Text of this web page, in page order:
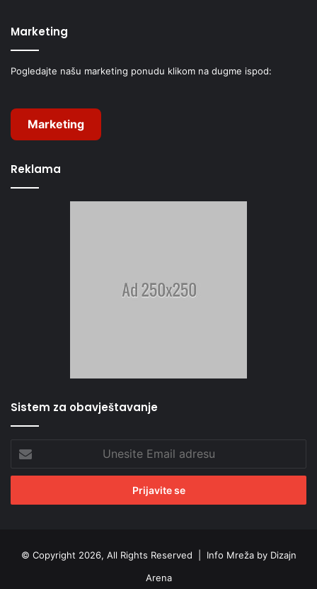
Marketing
Pogledajte našu marketing ponudu klikom na dugme ispod:
Marketing
Reklama
Sistem za obavještavanje
Unesite
Email
adresu
© Copyright 2026, All Rights Reserved | Info Mreža by Dizajn
Arena